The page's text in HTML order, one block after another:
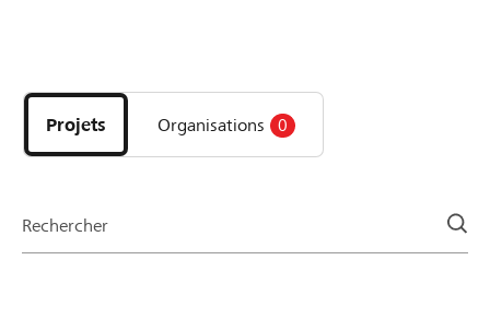
DE FR IT
les
projets
et
la
Projets Organisations 0
Rechercher